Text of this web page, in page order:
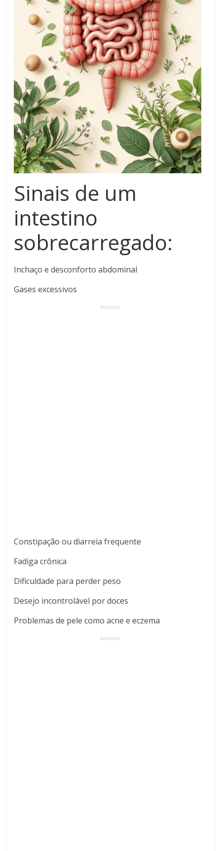
Sinais de um
intestino
sobrecarregado:
Inchaço e desconforto abdominal
Gases excessivos
Anúncio
Constipação ou diarreia frequente
Fadiga crônica
Dificuldade para perder peso
Desejo incontrolável por doces
Problemas de pele como acne e eczema
Anúncio